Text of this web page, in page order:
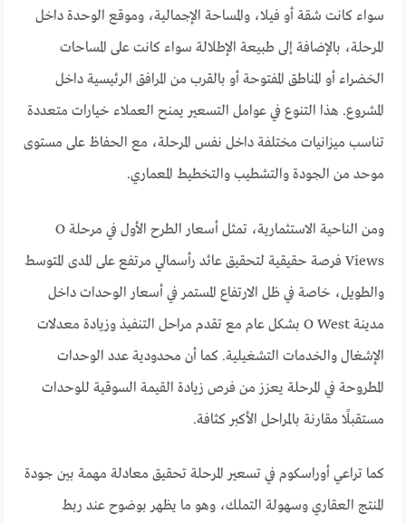
سواء كانت شقة أو فيلا، والمساحة الإجمالية، وموقع الوحدة داخل
المرحلة، بالإضافة إلى طبيعة الإطلالة سواء كانت على المساحات
الخضراء أو المناطق المفتوحة أو بالقرب من المرافق الرئيسية داخل
المشروع. هذا التنوع في عوامل التسعير يمنح العملاء خيارات متعددة
تناسب ميزانيات مختلفة داخل نفس المرحلة، مع الحفاظ على مستوى
موحد من الجودة والتشطيب والتخطيط المعماري.
ومن الناحية الاستثمارية، تمثل أسعار الطرح الأول في مرحلة O
Views فرصة حقيقية لتحقيق عائد رأسمالي مرتفع على المدى المتوسط
والطويل، خاصة في ظل الارتفاع المستمر في أسعار الوحدات داخل
مدينة O West بشكل عام مع تقدم مراحل التنفيذ وزيادة معدلات
الإشغال والخدمات التشغيلية. كما أن محدودية عدد الوحدات
المطروحة في المرحلة يعزز من فرص زيادة القيمة السوقية للوحدات
مستقبلًا مقارنة بالمراحل الأكبر كثافة.
كما تراعي أوراسكوم في تسعير المرحلة تحقيق معادلة مهمة بين جودة
المنتج العقاري وسهولة التملك، وهو ما يظهر بوضوح عند ربط